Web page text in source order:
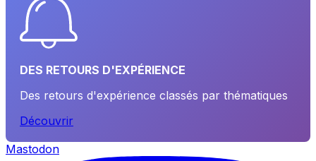
DES RETOURS D'EXPÉRIENCE
Des retours d'expérience classés par thématiques
Découvrir
Mastodon